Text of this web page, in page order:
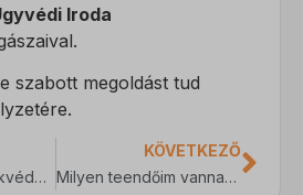
Iroda
szabott megoldást tud
Mi történik a birtokvédelmi eljárás után, ha nem vagyok elégedett?
KÖVETKEZŐ
Milyen teendőim vannak, ha felszámolási eljárás indul a cégem ellen?